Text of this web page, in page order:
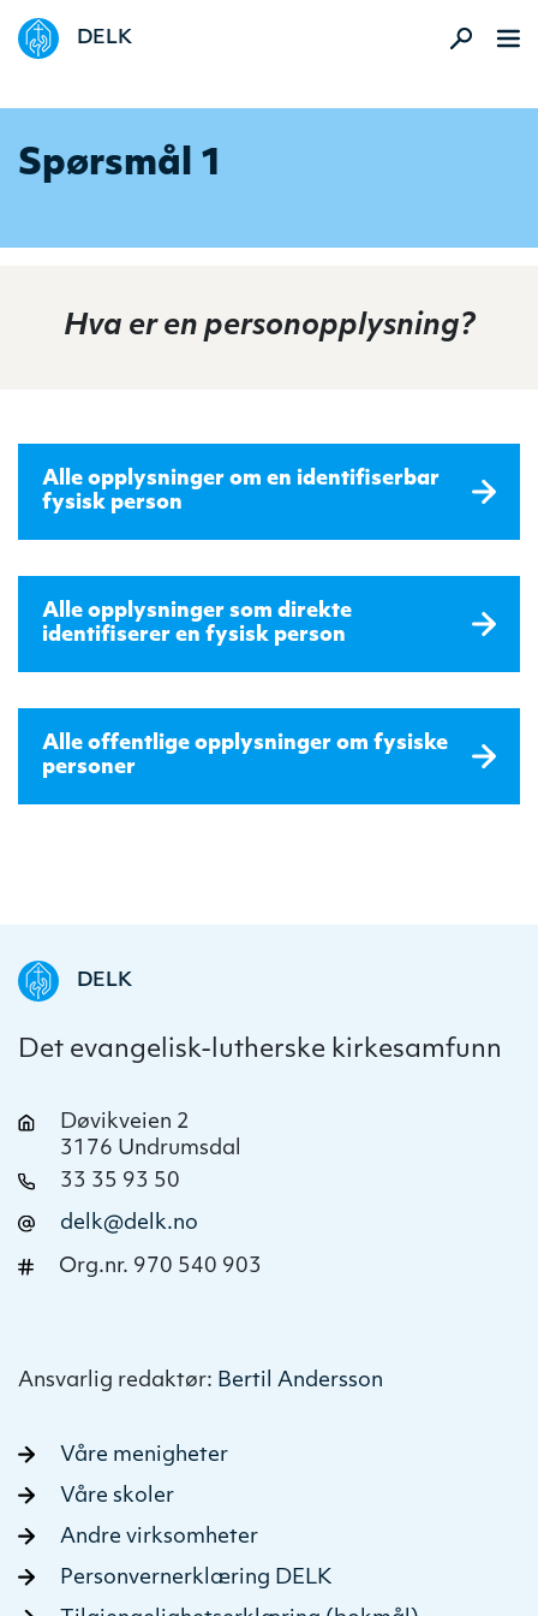
DELK
Spørsmål 1
Hva er en personopplysning?
Alle opplysninger om en identifiserbar
fysisk person
Alle opplysninger som direkte
identifiserer en fysisk person
Alle offentlige opplysninger om fysiske
personer
DELK
Det evangelisk-lutherske kirkesamfunn
Døvikveien 2
3176 Undrumsdal
33 35 93 50
delk@delk.no
Org.nr. 970 540 903
Ansvarlig redaktør: Bertil Andersson
Våre menigheter
Våre skoler
Andre virksomheter
Personvernerklæring DELK